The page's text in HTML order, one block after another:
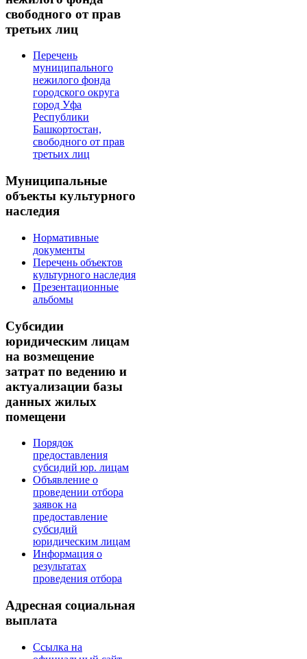
свободного от прав
третьих лиц
Перечень
муниципального
нежилого фонда
городского округа
город Уфа
Республики
Башкортостан,
свободного от прав
третьих лиц
Муниципальные
объекты культурного
наследия
Нормативные
документы
Перечень объектов
культурного наследия
Презентационные
альбомы
Субсидии
юридическим лицам
на возмещение
затрат по ведению и
актуализации базы
данных жилых
помещени
Порядок
предоставления
субсидий юр. лицам
Объявление о
проведении отбора
заявок на
предоставление
субсидий
юридическим лицам
Информация о
результатах
проведения отбора
Адресная социальная
выплата
Ссылка на